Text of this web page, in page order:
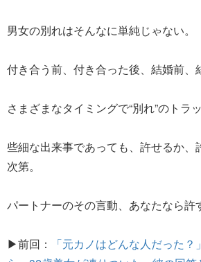
男女の別れはそんなに単純じゃない。
付き合う前、付き合った後、結婚前、
さまざまなタイミングで“別れ”のトラ
些細な出来事であっても、許せるか、
次第。
パートナーのその言動、あなたなら許
▶前回：
「元カノはどんな人だった